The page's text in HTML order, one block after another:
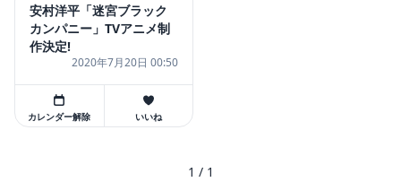
安村洋平「迷宮ブラック
カンパニー」TVアニメ制
作決定!
2020年7月20日 00:50
カレンダー解除 いいね
1 / 1